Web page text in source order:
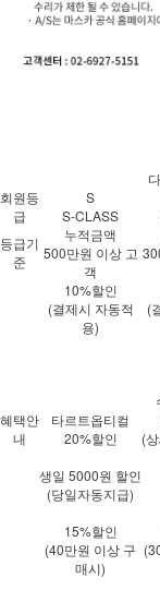
회원등
급
S
S-CLASS
등급기
준
누적금액
500만원 이상 고
객
혜택안
내
10%할인
(결제시 자동적
용)
(
타르트옵티컬
20%할인
(
생일 5000원 할인
(당일자동지급)
15%할인
(40만원 이상 구
매시)